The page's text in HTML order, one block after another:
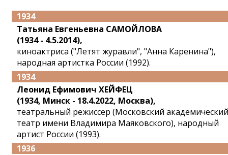
1934
Татьяна Евгеньевна САМОЙЛОВА
(1934 - 4.5.2014),
киноактриса ("Летят журавли", "Анна Каренина"),
народная артистка России (1992).
1934
Леонид Ефимович ХЕЙФЕЦ
(1934, Минск - 18.4.2022, Москва),
театральный режиссер (Московский академический
театр имени Владимира Маяковского), народный
артист России (1993).
1936